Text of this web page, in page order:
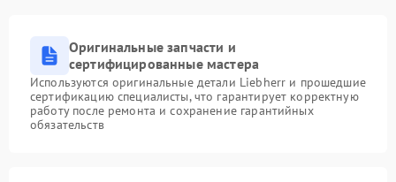
Оригинальные запчасти и
сертифицированные мастера
Используются оригинальные детали Liebherr и прошедшие
сертификацию специалисты, что гарантирует корректную
работу после ремонта и сохранение гарантийных
обязательств